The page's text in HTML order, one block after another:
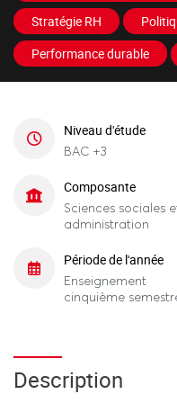
Stratégie RH
Performance durable
Niveau d'étude
BAC +3
Composante
Sciences sociales
administration
Période de l'année
Enseignement
cinquième
Description